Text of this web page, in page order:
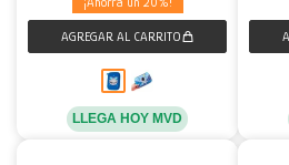
LLEGA HOY MVD